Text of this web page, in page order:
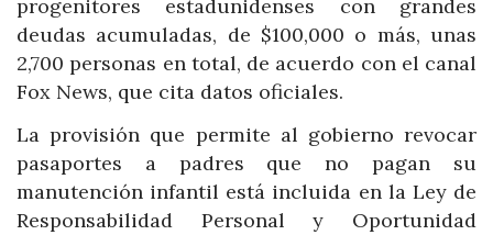
progenitores estadunidenses con grandes
deudas acumuladas, de $100,000 o más, unas
2,700 personas en total, de acuerdo con el canal
Fox News, que cita datos oficiales.
La provisión que permite al gobierno revocar
pasaportes a padres que no pagan su
manutención infantil está incluida en la Ley de
Responsabilidad Personal y Oportunidad